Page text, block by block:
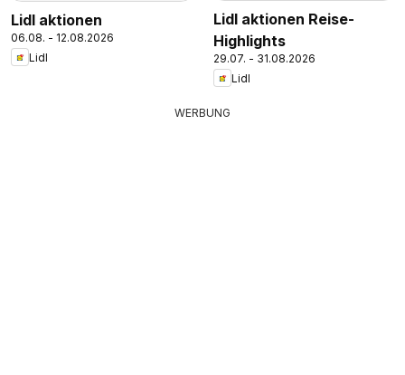
Lidl aktionen
06.08. - 12.08.2026
Lidl
Lidl aktionen Reise-
Highlights
29.07. - 31.08.2026
Lidl
WERBUNG